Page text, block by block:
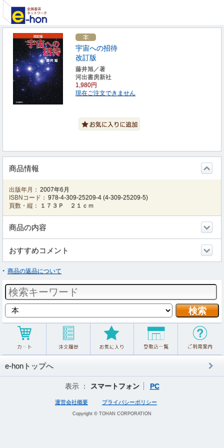
宇宙への招待
改訂版
藤井旭／著
河出書房新社
1,980円
現在ご注文できません
商品情報
出版年月： 2007年6月
ISBNコード： 978-4-309-25209-4 (4-309-25209-5)
頁数・縦：
１７３Ｐ ２１ｃｍ
商品の内容
おすすめコメント
商品の返品について
e-honトップへ
表示 ： スマートフォン PC
運営会社概要 プライバシーポリシー
Copyright © TOHAN CORPORATION